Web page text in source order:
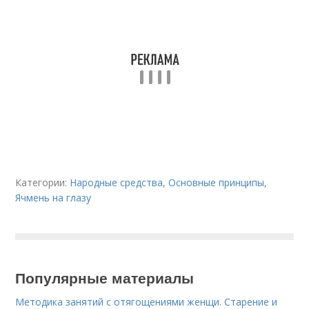
Категории: Народные средства,Основные принципы,
Ячмень на глазу
Популярные материалы
Методика занятий с отягощениями женщи. Старение и